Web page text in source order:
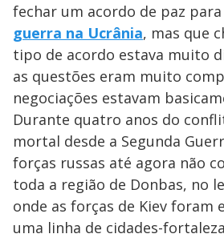
fechar um acordo de paz
guerra na Ucrânia, mas que
tipo de acordo estava muito
as questões eram muito
negociações estavam
Durante quatro anos do
mortal desde a Segunda
forças russas até agora não
toda a região de Donbas, no
onde as forças de Kiev foram
uma linha de cidades-